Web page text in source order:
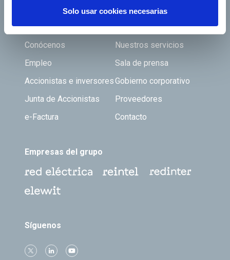
Solo usar cookies necesarias
Footer TOP
Conócenos
Nuestros servicios
Empleo
Sala de prensa
Accionistas e inversoresGobierno corporativo
Junta de Accionistas
Proveedores
e-Factura
Contacto
Empresas del grupo
Síguenos